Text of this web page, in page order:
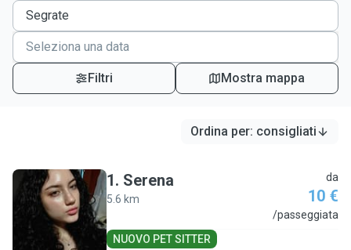
Filtri Mostra mappa
Ordina per: consigliati
S
1. Serena
5.6 km
da
10 €
/passeggiata
NUOVO PET SITTER